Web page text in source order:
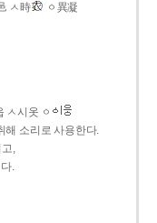
ㅅ時
ㆁ異凝
ㅅ시옷 ㆁ
해 소리로 사용한다.
,
.